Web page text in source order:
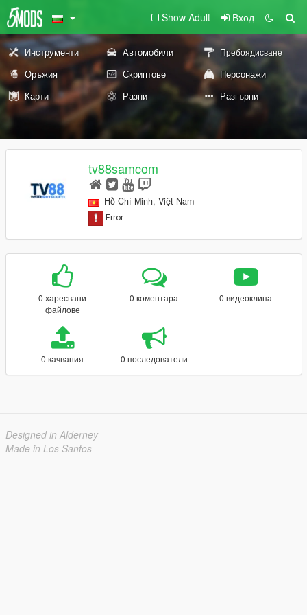
Show Adult Вход
Инструменти Автомобили Пребоядисване
Оръжия Скриптове
Персонажи
Карти
Разни Разгърни
tv88samcom
Hồ Chí Minh, Việt Nam
0 харесвани
файлове
0 коментара 0 видеоклипа
0 качвания 0 последователи
Designed in Alderney
Made in Los Santos